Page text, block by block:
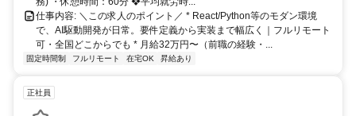
仕事内容: ＼この求人のポイント／ * React/Python等のモダン環境
で、AI駆動開発が日常。要件定義から実装まで幅広く｜フルリモート
可・全国どこからでも * 月給32万円〜（前職の経験・...
固定時間制 フルリモート 在宅OK 昇給あり
正社員